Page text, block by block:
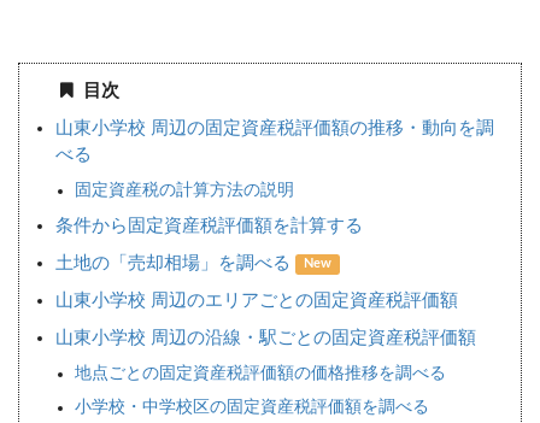
目次
山東小学校 周辺の固定資産税評価額の推移・動向を調
べる
固定資産税の計算方法の説明
条件から固定資産税評価額を計算する
土地の「売却相場」を調べる New
山東小学校 周辺のエリアごとの固定資産税評価額
山東小学校 周辺の沿線・駅ごとの固定資産税評価額
地点ごとの固定資産税評価額の価格推移を調べる
小学校・中学校区の固定資産税評価額を調べる